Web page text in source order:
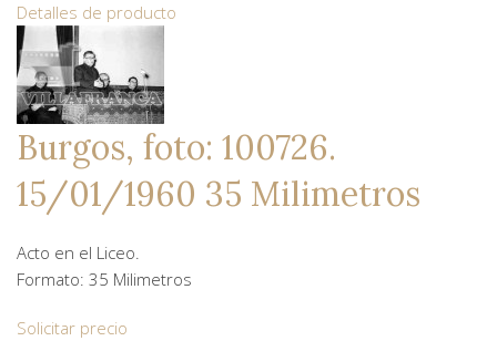
Detalles de producto
Burgos, foto: 100726.
15/01/1960 35 Milimetros
Acto en el Liceo.
Formato: 35 Milimetros
Solicitar precio